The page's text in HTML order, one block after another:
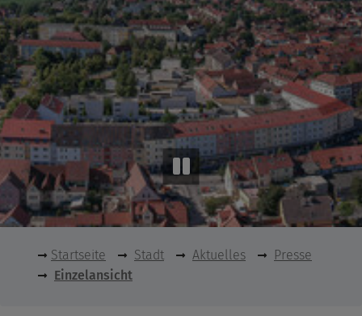
Startseite Stadt Aktuelles
Presse
Einzelansicht